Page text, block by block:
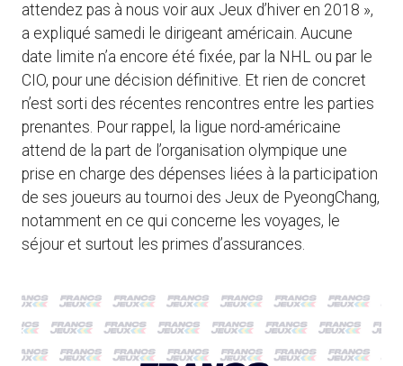
attendez pas à nous voir aux Jeux d’hiver en 2018 »,
a expliqué samedi le dirigeant américain. Aucune
date limite n’a encore été fixée, par la NHL ou par le
CIO, pour une décision définitive. Et rien de concret
n’est sorti des récentes rencontres entre les parties
prenantes. Pour rappel, la ligue nord-américaine
attend de la part de l’organisation olympique une
prise en charge des dépenses liées à la participation
de ses joueurs au tournoi des Jeux de PyeongChang,
notamment en ce qui concerne les voyages, le
séjour et surtout les primes d’assurances.